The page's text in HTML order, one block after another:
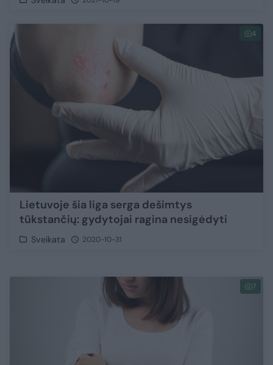
4
Lietuvoje šia liga serga dešimtys
tūkstančių: gydytojai ragina nesigėdyti
Sveikata 2020-10-31
7